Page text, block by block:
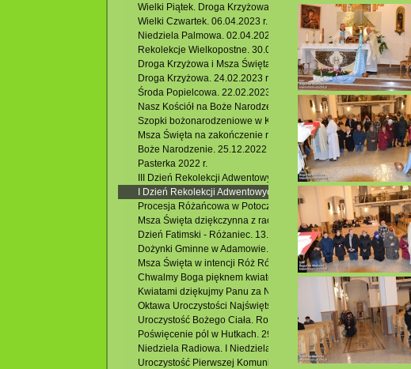
Wielki Piątek. Droga Krzyżowa. 07.04.2023 r.
Wielki Czwartek. 06.04.2023 r.
Niedziela Palmowa. 02.04.2023 r.
Rekolekcje Wielkopostne. 30.03 - 01.04.2023 r.
Droga Krzyżowa i Msza Święta. 03.03.2023 r.
Droga Krzyżowa. 24.02.2023 r.
Środa Popielcowa. 22.02.2023 r.
Nasz Kościół na Boże Narodzenie 2022 r.
Szopki bożonarodzeniowe w Kościołach filialnych w Jacni i
Msza Święta na zakończenie roku oraz nabożeństwo
Boże Narodzenie. 25.12.2022 r.
Pasterka 2022 r.
III Dzień Rekolekcji Adwentowych 2022. 10.12.2022 r.
I Dzień Rekolekcji Adwentowych 2022. 08.12.2022 r.
Procesja Różańcowa w Potoczku. 23.10.2022 r.
Msza Święta dziękczynna z racji 100. urodzin Heleny H. z
Dzień Fatimski - Różaniec. 13.10.2022 r.
Dożynki Gminne w Adamowie. 28.09.2022 r.
Msza Święta w intencji Róż Różańcowych. 07.10.2023 r.
Chwalmy Boga pięknem kwiatów. 10.07.2022 r.
Kwiatami dziękujmy Panu za Nasz Kościół. 29.06.2022 r.
Oktawa Uroczystości Najświętszego Ciała i Krwi Chrystusa.
Uroczystość Bożego Ciała. Rocznica I Komunii Świętej.
Poświęcenie pól w Hutkach. 29.05.2022 r.
Niedziela Radiowa. I Niedziela Wielkiego Postu. 06.03.2022
Uroczystość Pierwszej Komunii Świętej. 22.05.2022 r.